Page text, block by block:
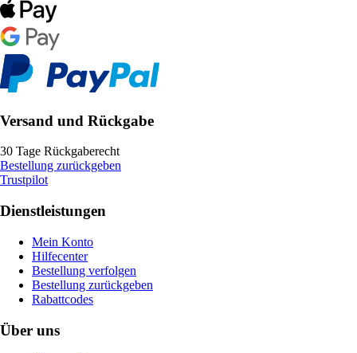
Versand und Rückgabe
30 Tage Rückgaberecht
Bestellung zurückgeben
Trustpilot
Dienstleistungen
Mein Konto
Hilfecenter
Bestellung verfolgen
Bestellung zurückgeben
Rabattcodes
Über uns